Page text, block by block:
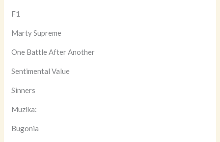
F1
Marty Supreme
One Battle After Another
Sentimental Value
Sinners
Muzika:
Bugonia